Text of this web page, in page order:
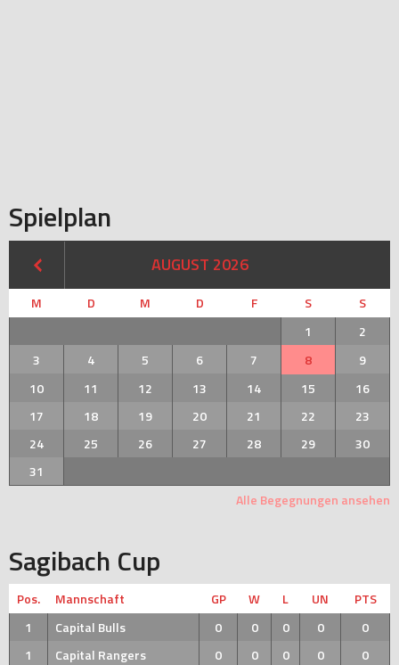
Spielplan
AUGUST 2026
M D M D F S
S
1
2
3
4 5 6 7 8
9
10
11 12 13 14 15
16
17
18 19 20 21 22
23
24
25 26 27 28 29
30
31
Alle Begegnungen ansehen
Sagibach Cup
Pos. Mannschaft GP W L UN
PTS
1
Capital Bulls 0 0 0 0
0
1
Capital Rangers 0 0 0 0 0